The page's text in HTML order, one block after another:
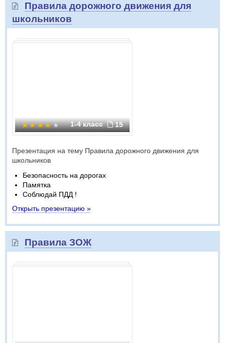
Правила дорожного движения для
школьников
1-4 класс 15
Презентация на тему Правила дорожного движения для
школьников
Безопасность на дорогах
Памятка
Соблюдай ПДД !
Открыть презентацию »
Правила ЗОЖ